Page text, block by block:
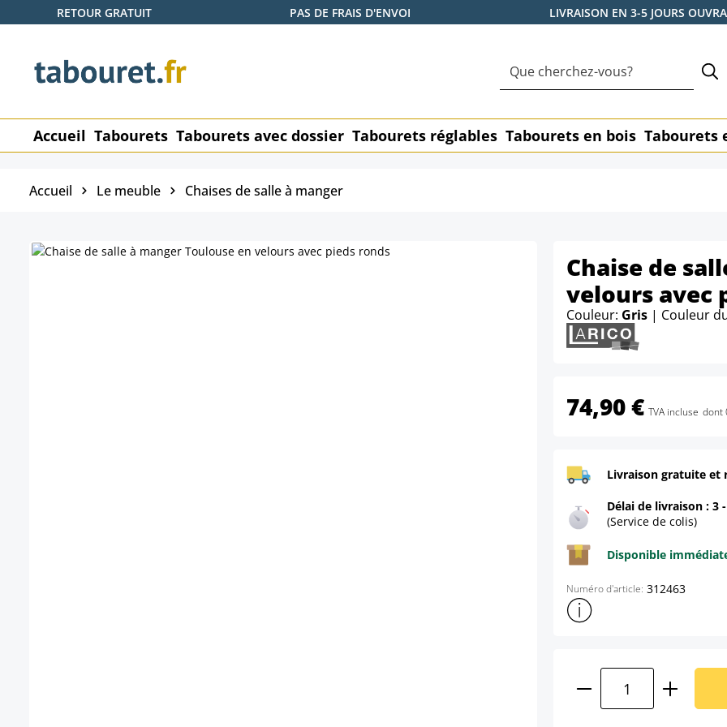
au contenu principal
Passer à la recherche
Passer à la navigation principale
RETOUR GRATUIT PAS DE FRAIS D'ENVOI LIVRAISON EN 3-5 JOURS
Accueil Tabourets Tabourets avec dossier Tabourets réglables Tabourets en bois Tabourets
Accueil Le meuble Chaises de salle à manger
Chaise de
velours avec
Couleur: Gris | Couleur
74,90 € TVA incluse dont
Livraison gratuite et
Délai de livraison : 3
(Service de colis)
Disponible
Numéro d'article: 312463
Afficher plus d'informations
Quantité de